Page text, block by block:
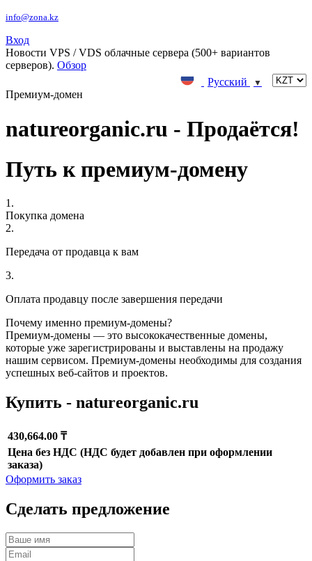
info@zona.kz
Вход
Новости VPS / VDS облачные сервера (500+ вариантов
серверов). Обзор
Русский
▼
Премиум-домен
natureorganic.ru - Продаётся!
Путь к премиум-домену
1.
Покупка домена
2.
Передача от продавца к вам
3.
Оплата продавцу после завершения передачи
Почему именно премиум-домены?
Премиум-домены — это высококачественные домены,
которые уже зарегистрированы и выставлены на продажу
нашим сервисом. Премиум-домены необходимы для создания
успешных веб-сайтов и проектов.
Купить - natureorganic.ru
430,664.00 ₸
Цена без НДС (НДС будет добавлен при оформлении
заказа)
Оформить заказ
Сделать предложение